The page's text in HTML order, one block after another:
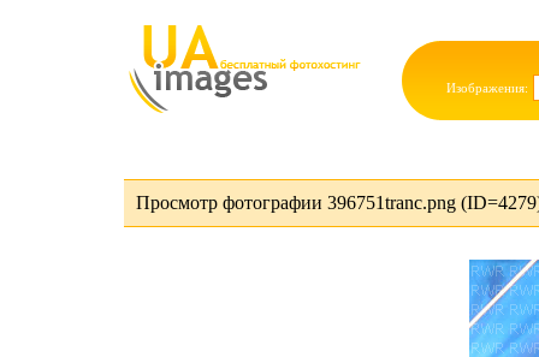
Изображения:
Просмотр фотографии 396751tranc.png